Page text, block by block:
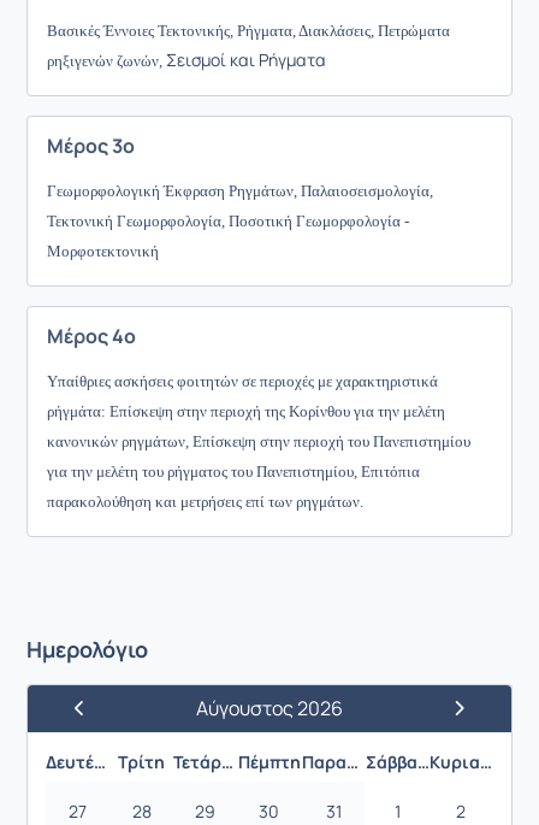
Βασικές Έννοιες Τεκτονικής, Ρήγματα, Διακλάσεις, Πετρώματα
ρηξιγενών ζωνών, Σεισμοί και Ρήγματα
Μέρος 3ο
Γεωμορφολογική Έκφραση Ρηγμάτων, Παλαιοσεισμολογία,
Τεκτονική Γεωμορφολογία, Ποσοτική Γεωμορφολογία -
Μορφοτεκτονική
Μέρος 4ο
Υπαίθριες ασκήσεις φοιτητών σε περιοχές με χαρακτηριστικά
ρήγμάτα: Επίσκεψη στην περιοχή της Κορίνθου για την μελέτη
κανονικών ρηγμάτων, Επίσκεψη στην περιοχή του Πανεπιστημίου
για την μελέτη του ρήγματος του Πανεπιστημίου, Επιτόπια
παρακολούθηση και μετρήσεις επί των ρηγμάτων.
Ημερολόγιο
Προηγούμενος ΜήναςΑύγουστος 2026
Επόμενος
Δευτέρα Τρίτη Τετάρτη Πέμπτη Παρασκευή Σάββατο Κυριακή
27 28 29 30 31 1 2